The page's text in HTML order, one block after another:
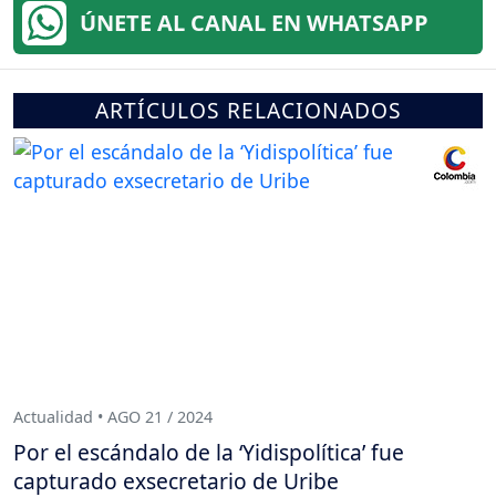
ÚNETE AL CANAL EN WHATSAPP
ARTÍCULOS RELACIONADOS
Actualidad • AGO 21 / 2024
Por el escándalo de la ‘Yidispolítica’ fue
capturado exsecretario de Uribe